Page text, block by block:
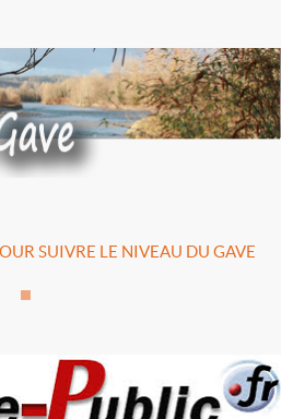
SUIVRE LE NIVEAU DU GAVE